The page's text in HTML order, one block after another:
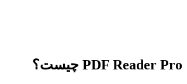
PDF Reader Pro چیست؟